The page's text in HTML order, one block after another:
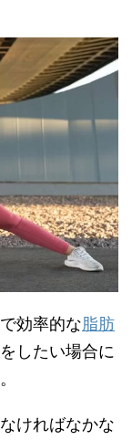
効率的な脂肪
したい場合に
ければなかな